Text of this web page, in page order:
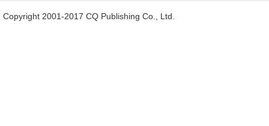
Copyright 2001-2017 CQ Publishing Co., Ltd.